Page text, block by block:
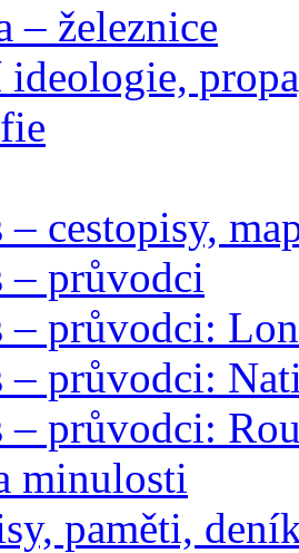
– železnice
– cestopisy,
– průvodci
– průvodci:
– průvodci:
– průvodci:
minulosti
paměti,